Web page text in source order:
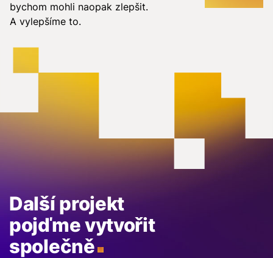
bychom mohli naopak zlepšit.
A vylepšíme to.
Další projekt
pojďme vytvořit
společně